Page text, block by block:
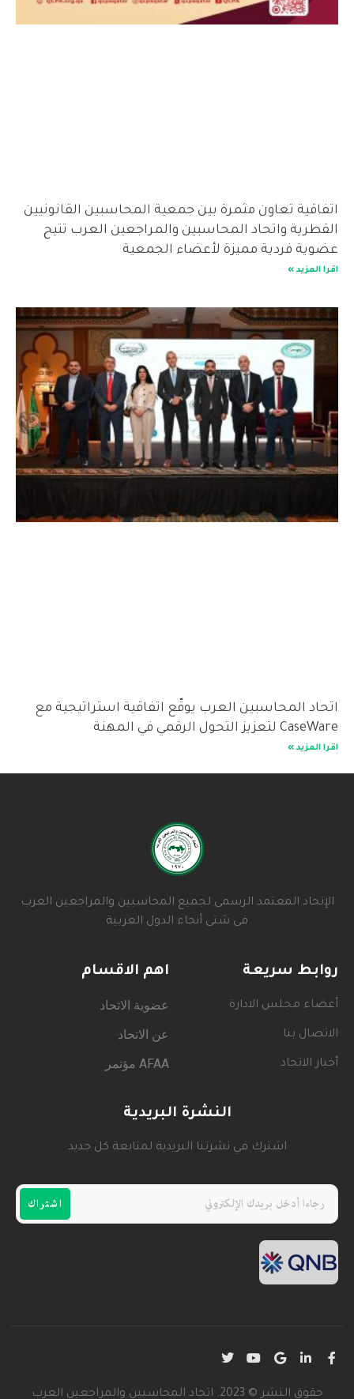
اتفاقية تعاون مثمرة بين جمعية المحاسبين القانونيين
القطرية واتحاد المحاسبين والمراجعين العرب تتيح
عضوية فردية مميزة لأعضاء الجمعية
اقرا المزيد »
اتحاد المحاسبين العرب يوقّع اتفاقية استراتيجية مع
CaseWare لتعزيز التحول الرقمي في المهنة
اقرا المزيد »
الإتحاد المعتمد الرسمى لجميع المحاسبين والمراجعين العرب
فى شتى أنحاء الدول العربية
روابط سريعة
أعضاء مجلس الادارة
الاتصال بنا
أخبار الاتحاد
اهم الاقسام
عضوية الاتحاد
عن الاتحاد
AFAA مؤتمر
النشرة البريدية
اشترك في نشرتنا البريدية لمتابعة كل جديد
اشتراك
حقوق النشر © 2023. اتحاد المحاسبين والمراجعين العرب